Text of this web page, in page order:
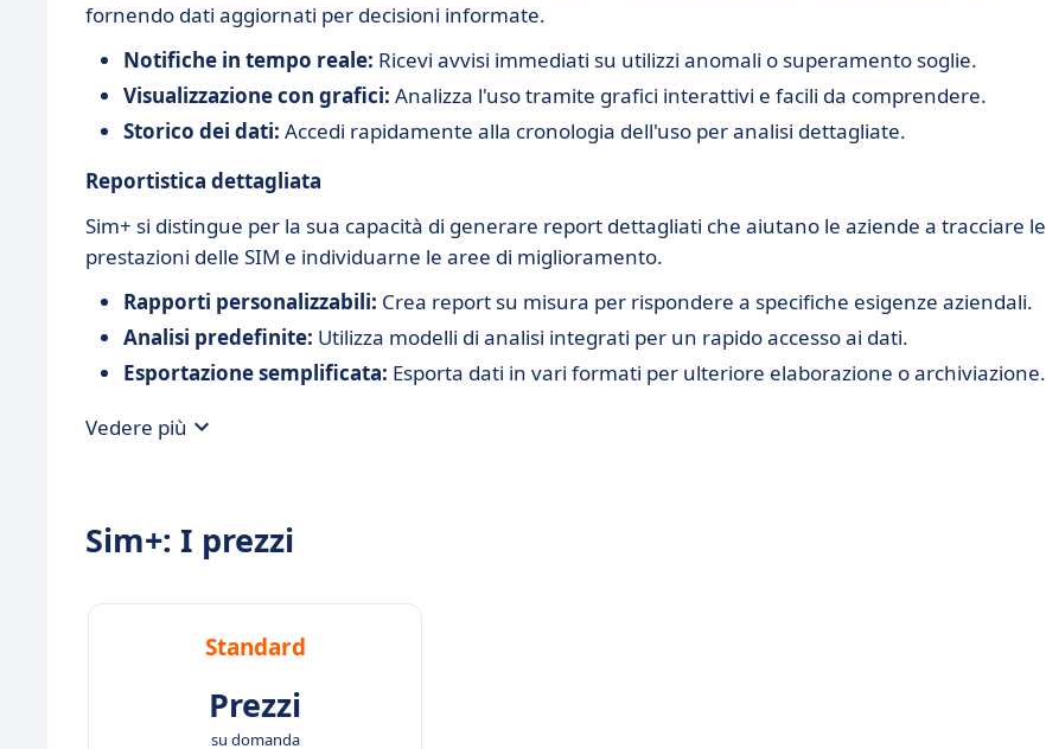
fornendo dati aggiornati per decisioni informate.
Notifiche in tempo reale: Ricevi avvisi immediati su utilizzi anomali o superamento soglie.
Visualizzazione con grafici: Analizza l'uso tramite grafici interattivi e facili da comprendere.
Storico dei dati: Accedi rapidamente alla cronologia dell'uso per analisi dettagliate.
Reportistica dettagliata
Sim+ si distingue per la sua capacità di generare report dettagliati che aiutano le aziende a tracciare le
prestazioni delle SIM e individuarne le aree di miglioramento.
Rapporti personalizzabili: Crea report su misura per rispondere a specifiche esigenze aziendali.
Analisi predefinite: Utilizza modelli di analisi integrati per un rapido accesso ai dati.
Esportazione semplificata: Esporta dati in vari formati per ulteriore elaborazione o archiviazione.
Vedere più
Sim+: I prezzi
Standard
Prezzi
su domanda